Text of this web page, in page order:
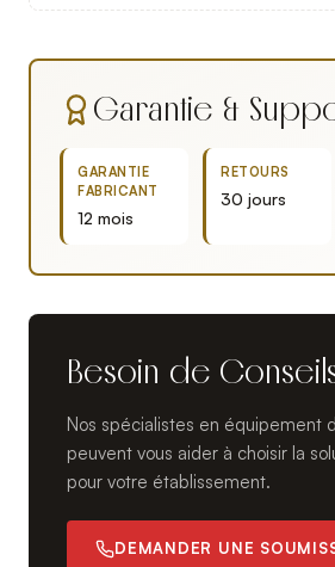
Garantie &
GARANTIE
FABRICANT
12 mois
RETOURS
30 jours
Besoin de
Nos spécialistes en équipement
peuvent vous aider à choisir la
pour votre établissement.
DEMANDER UNE